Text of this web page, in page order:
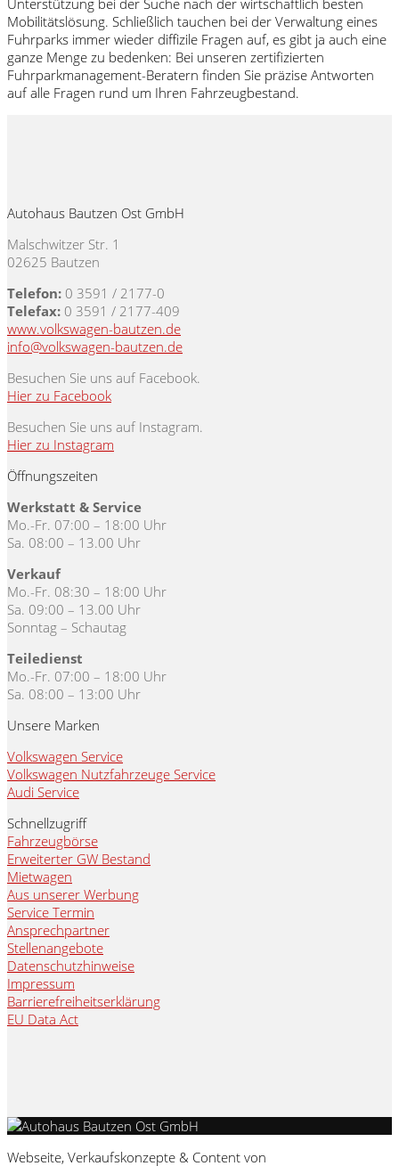
Unterstützung bei der Suche nach der wirtschaftlich besten
Mobilitätslösung. Schließlich tauchen bei der Verwaltung eines
Fuhrparks immer wieder diffizile Fragen auf, es gibt ja auch eine
ganze Menge zu bedenken: Bei unseren zertifizierten
Fuhrparkmanagement-Beratern finden Sie präzise Antworten
auf alle Fragen rund um Ihren Fahrzeugbestand.
Autohaus Bautzen Ost GmbH
Malschwitzer Str. 1
02625 Bautzen
Telefon: 0 3591 / 2177-0
Telefax: 0 3591 / 2177-409
www.volkswagen-bautzen.de
info@volkswagen-bautzen.de
Besuchen Sie uns auf Facebook.
Hier zu Facebook
Besuchen Sie uns auf Instagram.
Hier zu Instagram
Öffnungszeiten
Werkstatt & Service
Mo.-Fr. 07:00 – 18:00 Uhr
Sa. 08:00 – 13.00 Uhr
Verkauf
Mo.-Fr. 08:30 – 18:00 Uhr
Sa. 09:00 – 13.00 Uhr
Sonntag – Schautag
Teiledienst
Mo.-Fr. 07:00 – 18:00 Uhr
Sa. 08:00 – 13:00 Uhr
Unsere Marken
Volkswagen Service
Volkswagen Nutzfahrzeuge Service
Audi Service
Schnellzugriff
Fahrzeugbörse
Erweiterter GW Bestand
Mietwagen
Aus unserer Werbung
Service Termin
Ansprechpartner
Stellenangebote
Datenschutzhinweise
Impressum
Barrierefreiheitserklärung
EU Data Act
Webseite, Verkaufskonzepte & Content von